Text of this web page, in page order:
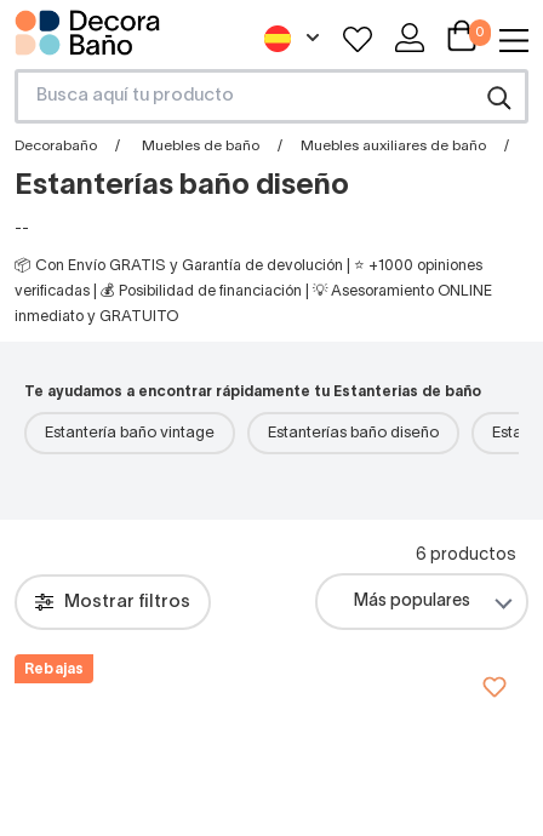
0
Decorabaño Muebles de baño Muebles auxiliares de baño
Estanterías baño diseño
--
📦 Con Envío GRATIS y Garantía de devolución | ⭐ +1000 opiniones
verificadas | 💰 Posibilidad de financiación | 💡 Asesoramiento ONLINE
inmediato y GRATUITO
Te ayudamos a encontrar rápidamente tu Estanterias de baño
Estantería baño vintage Estanterías baño diseño
Mostrar filtros
6 productos
Rebajas